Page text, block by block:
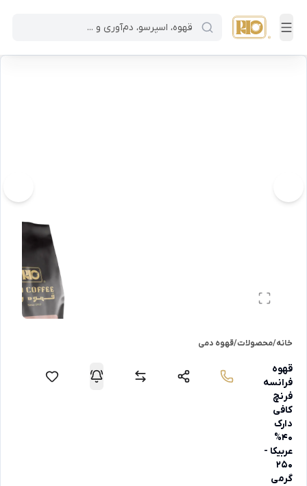
خانه/محصولات/قهوه دمی
قهوه
فرانسه
فرنچ
کافی
دارک
40%
عربیکا -
250
گرمی